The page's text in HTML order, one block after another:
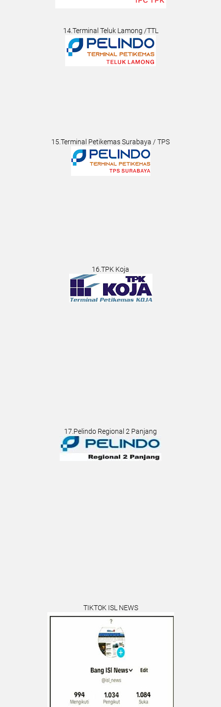
14.Terminal Teluk Lamong /TTL
15.Terminal Petikemas Surabaya / TPS
16.TPK Koja
17.Pelindo Regional 2 Panjang
TIKTOK ISL NEWS